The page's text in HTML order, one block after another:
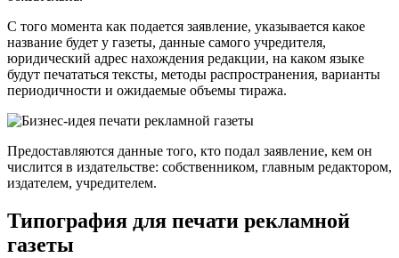
С того момента как подается заявление, указывается какое
название будет у газеты, данные самого учредителя,
юридический адрес нахождения редакции, на каком языке
будут печататься тексты, методы распространения, варианты
периодичности и ожидаемые объемы тиража.
Предоставляются данные того, кто подал заявление, кем он
числится в издательстве: собственником, главным редактором,
издателем, учредителем.
Типография для печати рекламной
газеты